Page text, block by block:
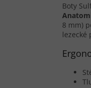
Boty
8 mm)
lezecké